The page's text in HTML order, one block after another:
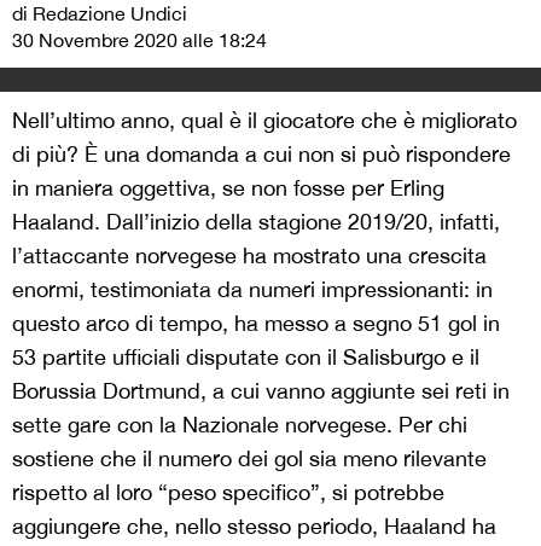
di Redazione Undici
30 Novembre 2020 alle 18:24
Nell’ultimo anno, qual è il giocatore che è migliorato
di più? È una domanda a cui non si può rispondere
in maniera oggettiva, se non fosse per Erling
Haaland. Dall’inizio della stagione 2019/20, infatti,
l’attaccante norvegese ha mostrato una crescita
enormi, testimoniata da numeri impressionanti: in
questo arco di tempo, ha messo a segno 51 gol in
53 partite ufficiali disputate con il Salisburgo e il
Borussia Dortmund, a cui vanno aggiunte sei reti in
sette gare con la Nazionale norvegese. Per chi
sostiene che il numero dei gol sia meno rilevante
rispetto al loro “peso specifico”, si potrebbe
aggiungere che, nello stesso periodo, Haaland ha